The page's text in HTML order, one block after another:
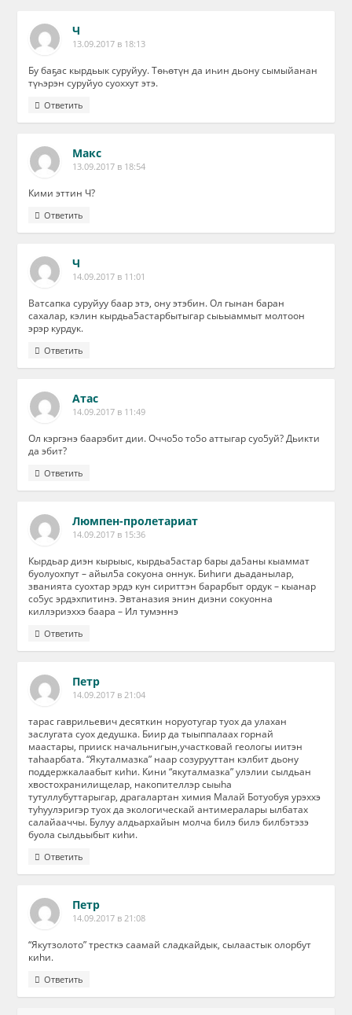
Ч
13.09.2017 в 18:13
Бу баҕас кырдьык суруйуу. Төһөтүн да иһин дьону сымыйанан
түһэрэн суруйуо суоххут этэ.
Ответить
Макс
13.09.2017 в 18:54
Кими эттин Ч?
Ответить
Ч
14.09.2017 в 11:01
Ватсапка суруйуу баар этэ, ону этэбин. Ол гынан баран
сахалар, кэлин кырдьа5астарбытыгар сыьыаммыт молтоон
эрэр курдук.
Ответить
Атас
14.09.2017 в 11:49
Ол кэргэнэ баарэбит дии. Оччо5о то5о аттыгар суо5уй? Дьикти
да эбит?
Ответить
Люмпен-пролетариат
14.09.2017 в 15:36
Кырдьар диэн кырыыс, кырдьа5астар бары да5аны кыаммат
буолуохпут – айыл5а сокуона оннук. Биhиги дьаданылар,
званията суохтар эрдэ кун сириттэн барарбыт ордук – кыанар
со5ус эрдэхпитинэ. Эвтаназия энин диэни сокуонна
киллэриэххэ баара – Ил тумэннэ
Ответить
Петр
14.09.2017 в 21:04
тарас гаврильевич десяткин норуотугар туох да улахан
заслугата суох дедушка. Биир да тыыппалаах горнай
маастары, прииск начальнигын,участковай геологы иитэн
таhаарбата. “Якуталмазка” наар созурууттан кэлбит дьону
поддержкалаабыт киhи. Кини “якуталмазка” yлэлии сылдьан
хвостохранилищелар, накопителлэр сыыhа
тутуллубуттарыгар, драгалартан химия Малай Ботуобуя yрэххэ
тyhyyлэригэр туох да экологическай антимералары ылбатах
салайааччы. Бyлyy алдьархайын молча билэ билэ билбэтэзэ
буола сылдьыбыт киhи.
Ответить
Петр
14.09.2017 в 21:08
“Якутзолото” тресткэ саамай сладкайдык, сылаастык олорбут
киhи.
Ответить